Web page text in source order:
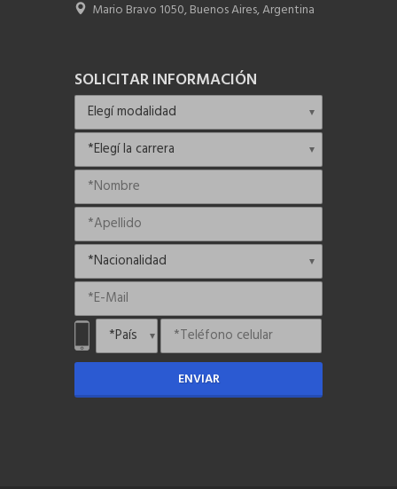
Mario Bravo 1050, Buenos Aires, Argentina
SOLICITAR INFORMACIÓN
ENVIAR